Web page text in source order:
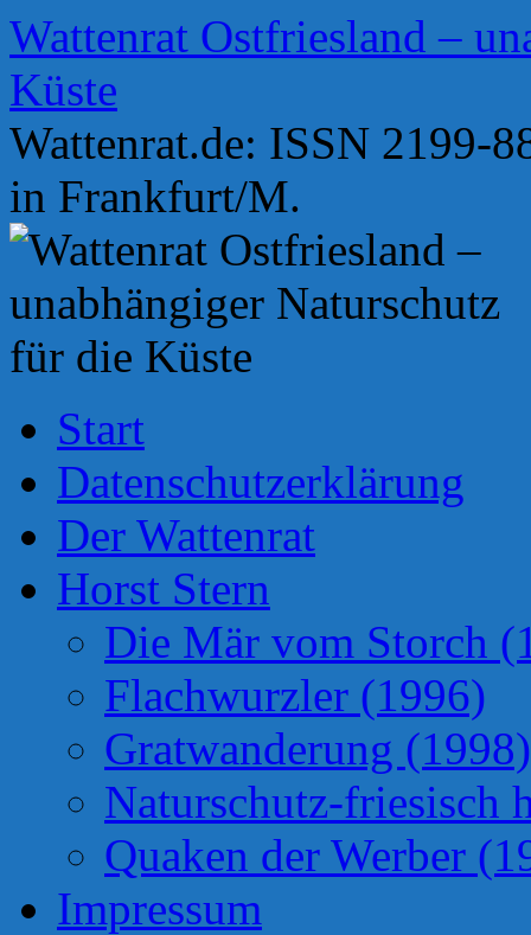
Zum
Inhalt
springen
Wattenrat Ostfriesland –
Küste
Wattenrat.de: ISSN 2199-
in Frankfurt/M.
Start
Datenschutzerklärung
Der Wattenrat
Horst Stern
Die Mär vom Storch
Flachwurzler (1996)
Gratwanderung (1998)
Naturschutz-friesisch
Quaken der Werber
Impressum